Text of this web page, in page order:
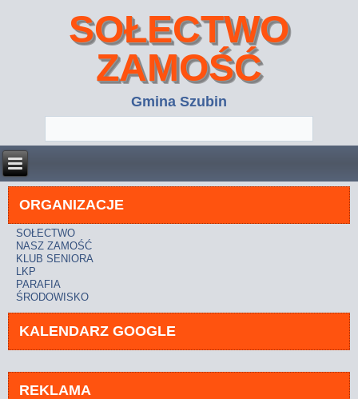
SOŁECTWO
ZAMOŚĆ
Gmina Szubin
ORGANIZACJE
SOŁECTWO
NASZ ZAMOŚĆ
KLUB SENIORA
LKP
PARAFIA
ŚRODOWISKO
KALENDARZ GOOGLE
REKLAMA